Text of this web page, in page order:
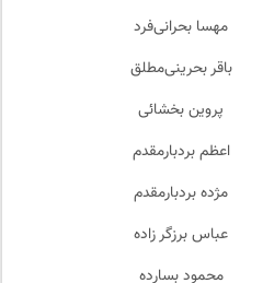
مهسا بحرانی‌فرد
باقر بحرینی‌مطلق
پروین بخشائی
اعظم بردبارمقدم
مژده بردبارمقدم
عباس برزگر زاده
محمود بسارده